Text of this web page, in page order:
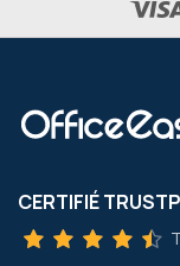
CERTIFIÉ